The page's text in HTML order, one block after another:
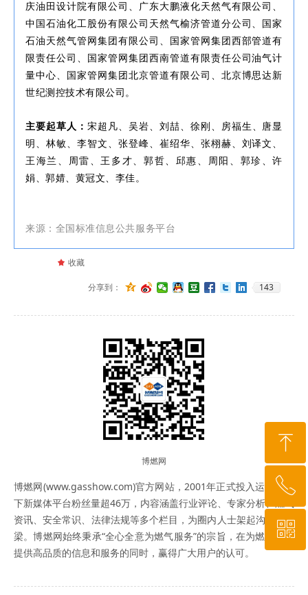
庆油田设计院有限公司、广东大鹏液化天然气有限公司、
中国石油化工股份有限公司天然气榆济管道分公司、国家
石油天然气管网集团有限公司、国家管网集团西部管道有
限责任公司、国家管网集团西南管道有限责任公司油气计
量中心、国家管网集团北京管道有限公司、北京博思达新
世纪测控技术有限公司。
主要起草人： 宋超凡、吴岩、刘喆、徐刚、房福生、唐显
明、林敏、李智文、张登峰、崔绍华、张栩赫、刘译文、
王海兰、周雷、王多才、郭哲、邱惠、周阳、郭珍、许
娟、郭婧、黄冠文、李佳。
来源：全国标准信息公共服务平台
分享到： 143
끄 收藏
博燃网
博燃网(www.gasshow.com)官方网站，2001年正式投入运营，旗
下新媒体平台粉丝量超46万，内容涵盖行业评论、专家分析、燃气
资讯、安全常识、法律法规等多个栏目，为圈内人士架起沟通的桥
梁。博燃网始终秉承“全心全意为燃气服务”的宗旨，在为燃气行业
提供高品质的信息和服务的同时，赢得广大用户的认可。
ꁸ
回到顶部
ꂅ
010-64919527
ꀥ